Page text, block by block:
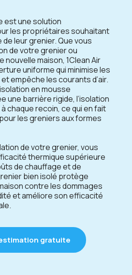
est une solution
les propriétaires souhaitant
de leur grenier. Que vous
de votre grenier ou
nouvelle maison, 1Clean Air
uniforme qui minimise les
empêche les courants d’air.
en mousse
une barrière rigide, l’isolation
chaque recoin, ce qui en fait
les greniers aux formes
de votre grenier, vous
thermique supérieure
de chauffage et de
bien isolé protège
contre les dommages
et améliore son efficacité
gratuite